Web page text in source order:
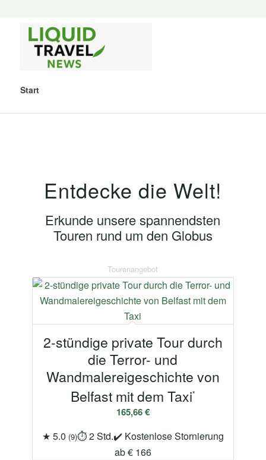
Start
Entdecke die Welt!
Erkunde unsere spannendsten
Touren rund um den Globus
2-stündige private Tour durch
die Terror- und
Wandmalereigeschichte von
Belfast mit dem Taxi
165,66€
★ 5.0 (9)⏱ 2 Std.✔ Kostenlose Stornierung
ab € 166